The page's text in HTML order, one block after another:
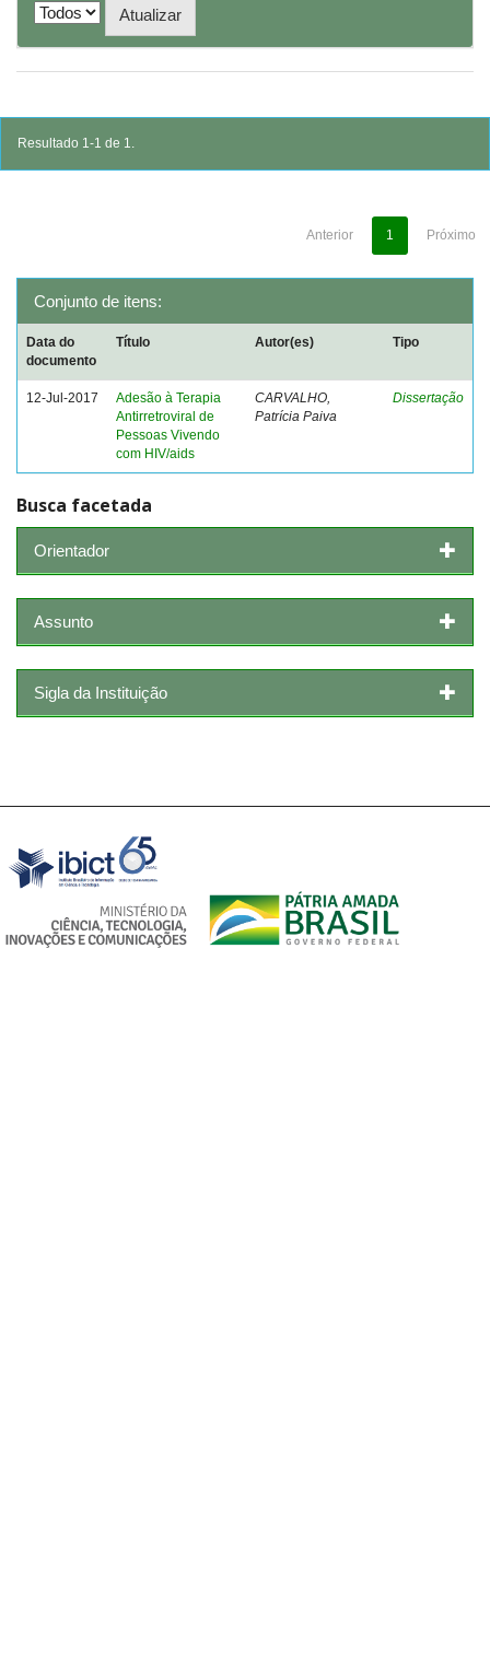
Resultado 1-1 de 1.
Anterior 1 Próximo
Conjunto de itens:
Data do
documento
Título Autor(es) Tipo
12-Jul-2017
Adesão à Terapia
Antirretroviral de
Pessoas Vivendo
com HIV/aids
CARVALHO,
Patrícia Paiva
Dissertação
Busca facetada
Orientador
Assunto
Sigla da Instituição